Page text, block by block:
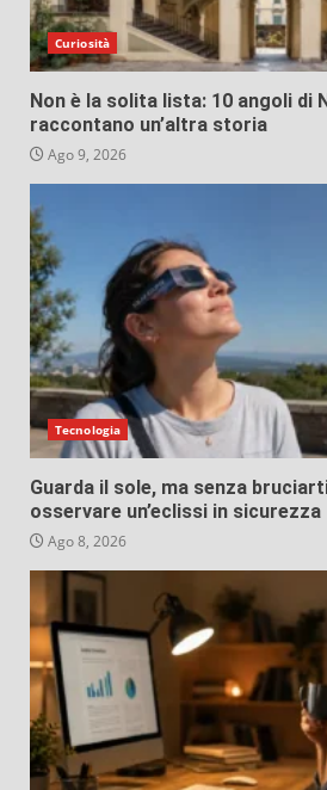
Curiosità
Non è la solita lista: 10 angoli di
raccontano un’altra storia
Ago 9, 2026
Tecnologia
Guarda il sole, ma senza
osservare un’eclissi in sicurezza
Ago 8, 2026